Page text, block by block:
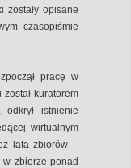
zostały opisane
czasopiśmie
pracę w
kuratorem
istnienie
wirtualnym
lata zbiorów –
w zbiorze ponad